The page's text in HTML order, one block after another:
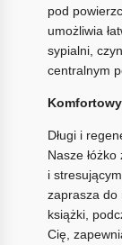
pod
umożliwia
sypialni,
centralnym
Długi i
Nasze
i
zaprasza do
książki,
Cię,